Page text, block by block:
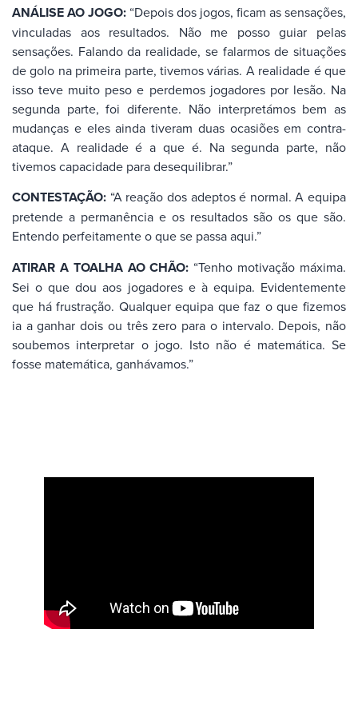
ANÁLISE AO JOGO: “Depois dos jogos, ficam as sensações,
vinculadas aos resultados. Não me posso guiar pelas
sensações. Falando da realidade, se falarmos de situações
de golo na primeira parte, tivemos várias. A realidade é que
isso teve muito peso e perdemos jogadores por lesão. Na
segunda parte, foi diferente. Não interpretámos bem as
mudanças e eles ainda tiveram duas ocasiões em contra-
ataque. A realidade é a que é. Na segunda parte, não
tivemos capacidade para desequilibrar.”
CONTESTAÇÃO: “A reação dos adeptos é normal. A equipa
pretende a permanência e os resultados são os que são.
Entendo perfeitamente o que se passa aqui.”
ATIRAR A TOALHA AO CHÃO: “Tenho motivação máxima.
Sei o que dou aos jogadores e à equipa. Evidentemente
que há frustração. Qualquer equipa que faz o que fizemos
ia a ganhar dois ou três zero para o intervalo. Depois, não
soubemos interpretar o jogo. Isto não é matemática. Se
fosse matemática, ganhávamos.”